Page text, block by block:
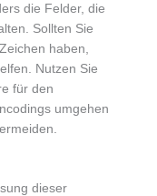
die Felder, die
Sollten Sie
haben,
Nutzen Sie
für den
umgehen
dieser